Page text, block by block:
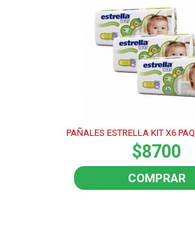
PAÑALES ESTRELLA KIT X6
$8700
COMPRAR